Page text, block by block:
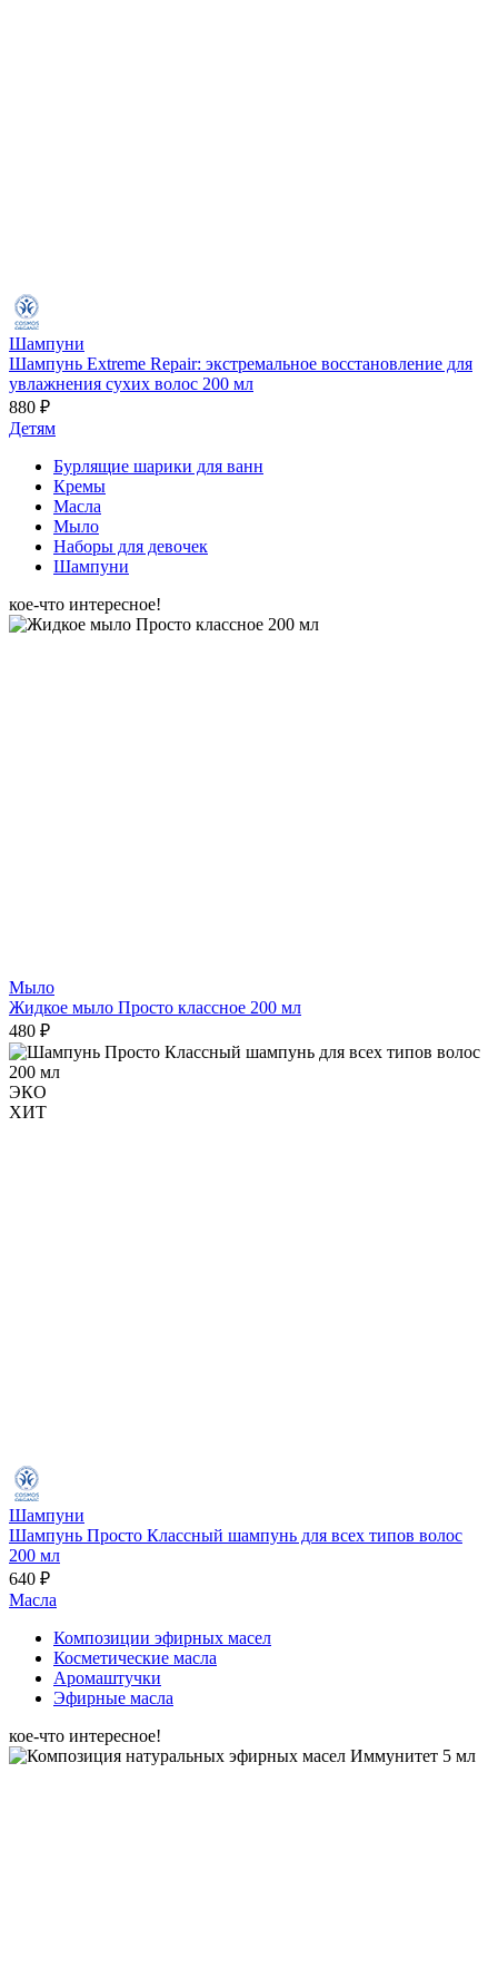
Шампуни
Шампунь Extreme Repair: экстремальное восстановление для
увлажнения сухих волос 200 мл
880 ₽
Детям
Бурлящие шарики для ванн
Кремы
Масла
Мыло
Наборы для девочек
Шампуни
кое-что интересное!
Мыло
Жидкое мыло Просто классное 200 мл
480 ₽
ЭКО
ХИТ
Шампуни
Шампунь Просто Классный шампунь для всех типов волос
200 мл
640 ₽
Масла
Композиции эфирных масел
Косметические масла
Аромаштучки
Эфирные масла
кое-что интересное!